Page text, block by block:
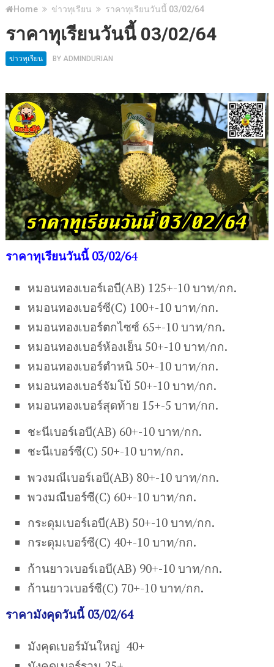
Home ข่าวทุเรียน ราคาทุเรียนวันนี้ 03/02/64
ราคาทุเรียนวันนี้ 03/02/64
ข่าวทุเรียน BY ADMINDURIAN
ราคาทุเรียนวันนี้ 03/02/64
หมอนทองเบอร์เอบี(AB) 125+-10 บาท/กก.
หมอนทองเบอร์ซี(C) 100+-10 บาท/กก.
หมอนทองเบอร์ตกไซซ์ 65+-10 บาท/กก.
หมอนทองเบอร์ห้องเย็น 50+-10 บาท/กก.
หมอนทองเบอร์ตำหนิ 50+-10 บาท/กก.
หมอนทองเบอร์จัมโบ้ 50+-10 บาท/กก.
หมอนทองเบอร์สุดท้าย 15+-5 บาท/กก.
ชะนีเบอร์เอบี(AB) 60+-10 บาท/กก.
ชะนีเบอร์ซี(C) 50+-10 บาท/กก.
พวงมณีเบอร์เอบี(AB) 80+-10 บาท/กก.
พวงมณีบอร์ซี(C) 60+-10 บาท/กก.
กระดุมเบอร์เอบี(AB) 50+-10 บาท/กก.
กระดุมเบอร์ซี(C) 40+-10 บาท/กก.
ก้านยาวเบอร์เอบี(AB) 90+-10 บาท/กก.
ก้านยาวเบอร์ซี(C) 70+-10 บาท/กก.
ราคามังคุดวันนี้ 03/02/64
มังคุดเบอร์มันใหญ่ 40+